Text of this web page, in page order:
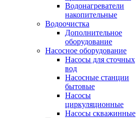
Водонагреватели
накопительные
Водоочистка
Дополнительное
оборудование
Насосное оборудование
Насосы для сточных
вод
Насосные станции
бытовые
Насосы
циркуляционные
Насосы скважинные